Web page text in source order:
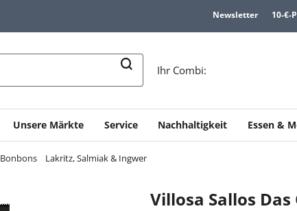
Newsletter 10-€-
Ihr Combi:
Unsere Märkte Service Nachhaltigkeit Essen &
Bonbons Lakritz, Salmiak & Ingwer
Villosa Sallos